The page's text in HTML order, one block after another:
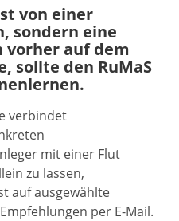
von einer
sondern eine
vorher auf dem
sollte den RuMaS
verbindet
mit einer Flut
zu lassen,
auf ausgewählte
per E-Mail.